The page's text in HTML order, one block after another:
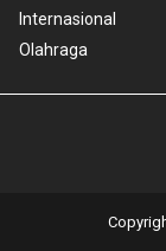
Internasional
Olahraga